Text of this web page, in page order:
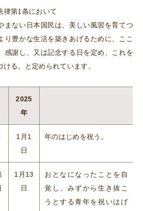
律第1条において
まない日本国民は、美しい風習を育てつ
り豊かな生活を築きあげるために、ここ
感謝し、又は記念する日を定め、これを
ける。と定められています。
2025
年
1月1
日
年のはじめを祝う。
1月13
日
おとなになったことを自
覚し、みずから生き抜こ
うとする青年を祝いはげ